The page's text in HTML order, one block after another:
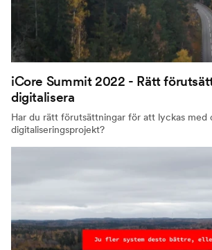
iCore Summit 2022 - Rätt
digitalisera
Har du rätt förutsättningar för att lyckas med
digitaliseringsprojekt?